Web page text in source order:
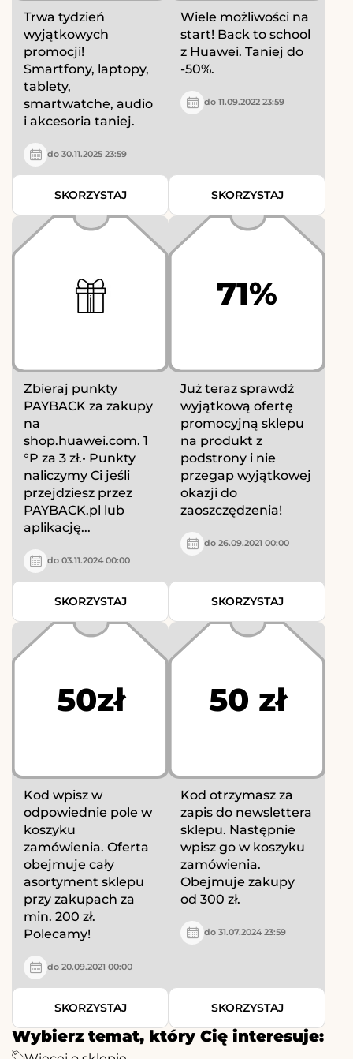
Wybierz temat, który Cię interesuje:
Trwa tydzień
wyjątkowych
promocji!
Smartfony, laptopy,
tablety,
smartwatche, audio
i akcesoria taniej.
do 30.11.2025 23:59
SKORZYSTAJ
Wiele możliwości na
start! Back to school
z Huawei. Taniej do
-50%.
do 11.09.2022 23:59
SKORZYSTAJ
Zbieraj punkty
PAYBACK za zakupy
na
shop.huawei.com. 1
°P za 3 zł.• Punkty
naliczymy Ci jeśli
przejdziesz przez
PAYBACK.pl lub
aplikację...
do 03.11.2024 00:00
SKORZYSTAJ
71%
Już teraz sprawdź
wyjątkową ofertę
promocyjną sklepu
na produkt z
podstrony i nie
przegap wyjątkowej
okazji do
zaoszczędzenia!
do 26.09.2021 00:00
SKORZYSTAJ
50zł
Kod wpisz w
odpowiednie pole w
koszyku
zamówienia. Oferta
obejmuje cały
asortyment sklepu
przy zakupach za
min. 200 zł.
Polecamy!
do 20.09.2021 00:00
SKORZYSTAJ
50 zł
Kod otrzymasz za
zapis do newslettera
sklepu. Następnie
wpisz go w koszyku
zamówienia.
Obejmuje zakupy
od 300 zł.
do 31.07.2024 23:59
SKORZYSTAJ